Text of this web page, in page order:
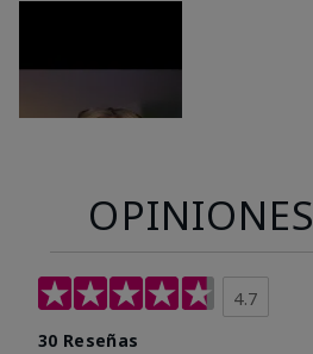
OPINIONES
4.7
30 Reseñas